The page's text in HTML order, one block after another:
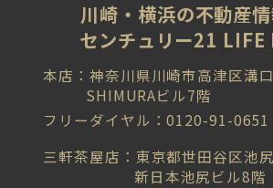
川崎・横浜の不動産
センチュリー21 LIFE
本店：神奈川県川崎市高津区溝
SHIMURAビル7階
フリーダイヤル：0120-91-0651
三軒茶屋店：東京都世田谷区池
新日本池尻ビル8階